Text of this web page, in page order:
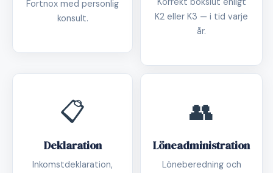
Fortnox med personlig
konsult.
K2 eller K3 — i tid varje
år.
📋
Deklaration
Inkomstdeklaration,
👥
Löneadministration
Löneberedning och